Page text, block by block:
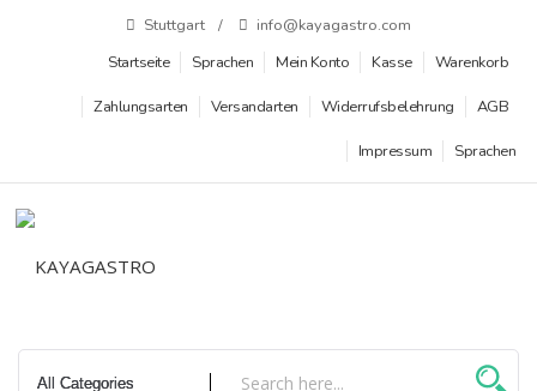
Stuttgart
info@kayagastro.com
Startseite
Sprachen Mein Konto Kasse Warenkorb
Zahlungsarten Versandarten Widerrufsbelehrung AGB
Impressum Sprachen